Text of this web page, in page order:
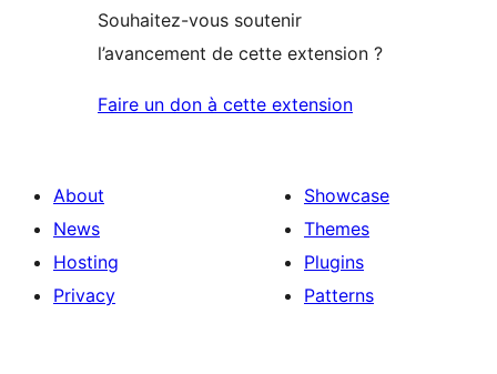
Souhaitez-vous soutenir
l’avancement de cette extension ?
Faire un don à cette extension
About
News
Hosting
Privacy
Showcase
Themes
Plugins
Patterns